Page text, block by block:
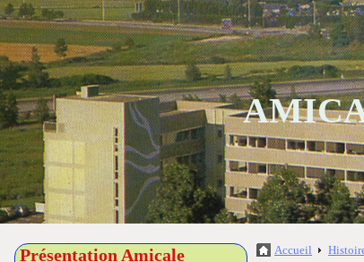
Présentation Amicale Accueil